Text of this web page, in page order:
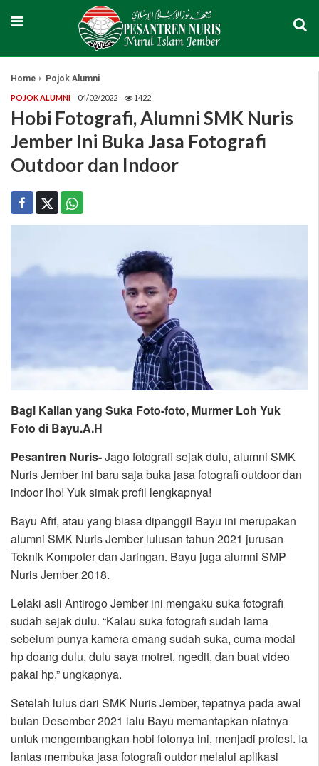
Home Pojok Alumni
POJOK ALUMNI 04/02/2022 1422
Hobi Fotografi, Alumni SMK Nuris
Jember Ini Buka Jasa Fotografi
Outdoor dan Indoor
Bagi Kalian yang Suka Foto-foto, Murmer Loh Yuk
Foto di Bayu.A.H
Pesantren Nuris-Jago fotografi sejak dulu, alumni SMK
Nuris Jember ini baru saja buka jasa fotografi outdoor dan
indoor lho! Yuk simak profil lengkapnya!
Bayu Afif, atau yang biasa dipanggil Bayu ini merupakan
alumni SMK Nuris Jember lulusan tahun 2021 jurusan
Teknik Kompoter dan Jaringan. Bayu juga alumni SMP
Nuris Jember 2018.
Lelaki asli Antirogo Jember ini mengaku suka fotografi
sudah sejak dulu. “Kalau suka fotografi sudah lama
sebelum punya kamera emang sudah suka, cuma modal
hp doang dulu, dulu saya motret, ngedit, dan buat video
pakai hp,” ungkapnya.
Setelah lulus dari SMK Nuris Jember, tepatnya pada awal
bulan Desember 2021 lalu Bayu memantapkan niatnya
untuk mengembangkan hobi fotonya ini, menjadi profesi. Ia
lantas membuka jasa fotografi outdor melalui aplikasi